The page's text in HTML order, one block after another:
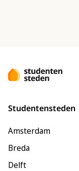
Studentensteden
Amsterdam
Breda
Delft